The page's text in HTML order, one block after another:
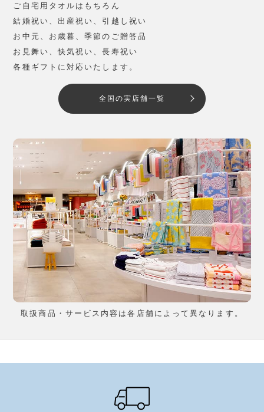
ご自宅用タオルはもちろん
結婚祝い、出産祝い、引越し祝い
お中元、お歳暮、季節のご贈答品
お見舞い、快気祝い、長寿祝い
各種ギフトに対応いたします。
全国の実店舗一覧
取扱商品・サービス内容は各店舗によって異なります。